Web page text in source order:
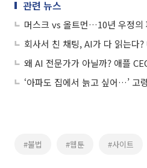
관련 뉴스
머스크 vs 올트먼…10년 우정의
회사서 친 채팅, AI가 다 읽는다
왜 AI 전문가가 아닐까? 애플
‘아파도 집에서 늙고 싶어…’ 고
#불법 #웹툰 #사이트